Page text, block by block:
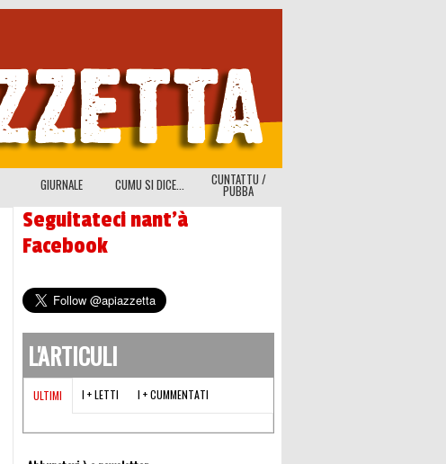
GIURNALE CUMU SI DICE... CUNTATTU /
PUBBA
Seguitateci nant'à
Facebook
L'ARTICULI
ULTIMI I + LETTI I + CUMMENTATI